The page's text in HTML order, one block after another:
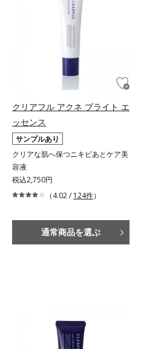
クリアフル アクネ ブライト エ
ッセンス
サンプルあり
クリアな肌へ保つニキビあとケア美
容液
税込2,750円
（4.02 / 124件）
通常商品を選ぶ